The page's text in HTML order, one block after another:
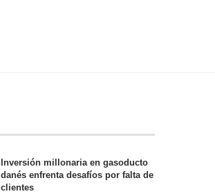
Inversión millonaria en gasoducto
danés enfrenta desafíos por falta de
clientes